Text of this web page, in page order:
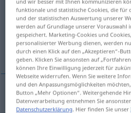
Übersicht aller
(Für mehr Details die Übersetzung
továrna
továrna Fabrik
funktionale und statistische Cookies, die für
und der statistischen Auswertung unserer
werden auf Grundlage unserer Vorauswahl
gespeichert. Marketing-Cookies und
personalisierter Werbung dienen, werden
durch einen Klick auf den „Akzeptieren“-
geben. Klicken Sie ansonsten auf
können Ihre Einwilligung jederzeit für
Webseite widerrufen. Wenn Sie weitere
und den Anpassungsmöglichkeiten
Button „Mehr Optionen“. Weitergehende
Datenverarbeitung entnehmen Sie
Datenschutzerklärung . Hier finden Sie unser